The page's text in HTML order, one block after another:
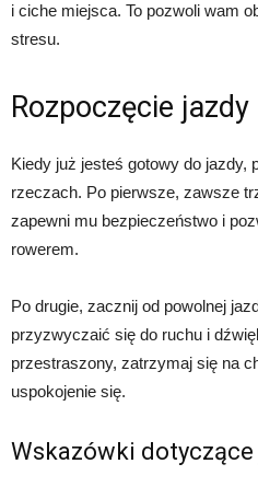
i ciche miejsca. To pozwoli wam
stresu.
Rozpoczęcie jazdy
Kiedy już jesteś gotowy do jazdy,
rzeczach. Po pierwsze, zawsze
zapewni mu bezpieczeństwo i
rowerem.
Po drugie, zacznij od powolnej
przyzwyczaić się do ruchu i
przestraszony, zatrzymaj się na
uspokojenie się.
Wskazówki dotyczące